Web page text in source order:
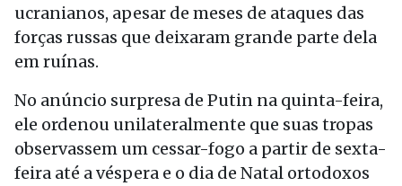
ucranianos, apesar de meses de ataques das
forças russas que deixaram grande parte dela
em ruínas.
No anúncio surpresa de Putin na quinta-feira,
ele ordenou unilateralmente que suas tropas
observassem um cessar-fogo a partir de sexta-
feira até a véspera e o dia de Natal ortodoxos